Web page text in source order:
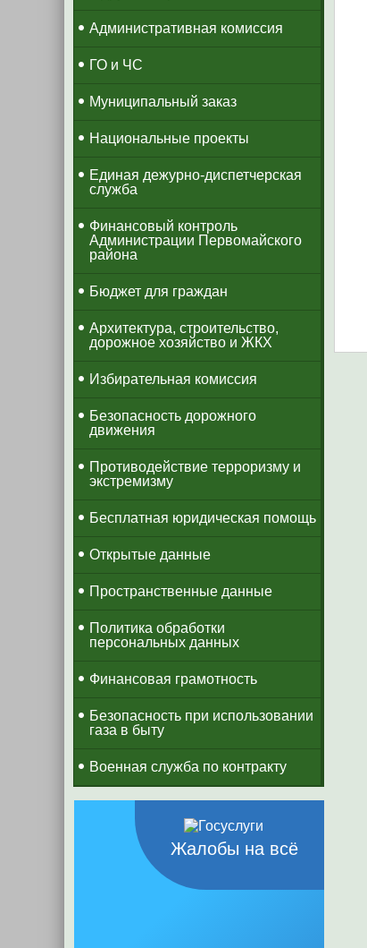
Административная комиссия
ГО и ЧС
Муниципальный заказ
Национальные проекты
​Единая дежурно-диспетчерская
служба
​Финансовый контроль
Администрации Первомайского
района
Бюджет для граждан
Архитектура, строительство,
дорожное хозяйство и ЖКХ
Избирательная комиссия
Безопасность дорожного
движения
Противодействие терроризму и
экстремизму
Бесплатная юридическая помощь
Открытые данные
Пространственные данные
Политика обработки
персональных данных
Финансовая грамотность
Безопасность при использовании
газа в быту
Военная служба по контракту
Жалобы на всё